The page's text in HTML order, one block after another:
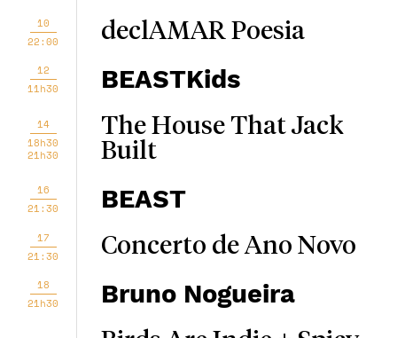
10
22:00
declAMAR Poesia
12
11h30
BEASTKids
14
18h30
21h30
The House That Jack
Built
16
21:30
BEAST
17
21:30
Concerto de Ano Novo
18
21h30
Bruno Nogueira